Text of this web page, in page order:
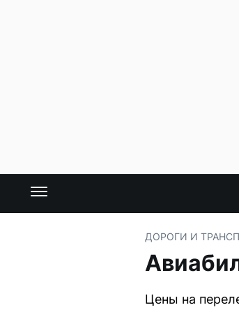
ДОРОГИ И
Цены на